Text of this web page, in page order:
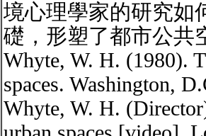
境心理學家的研究如
礎，形塑了都市公共
Whyte, W. H. (1980).
spaces. Washington,
Whyte, W. H.